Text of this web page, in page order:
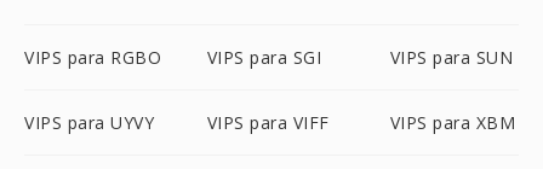
VIPS para RGBO VIPS para SGI VIPS para SUN
VIPS para UYVY VIPS para VIFF VIPS para XBM